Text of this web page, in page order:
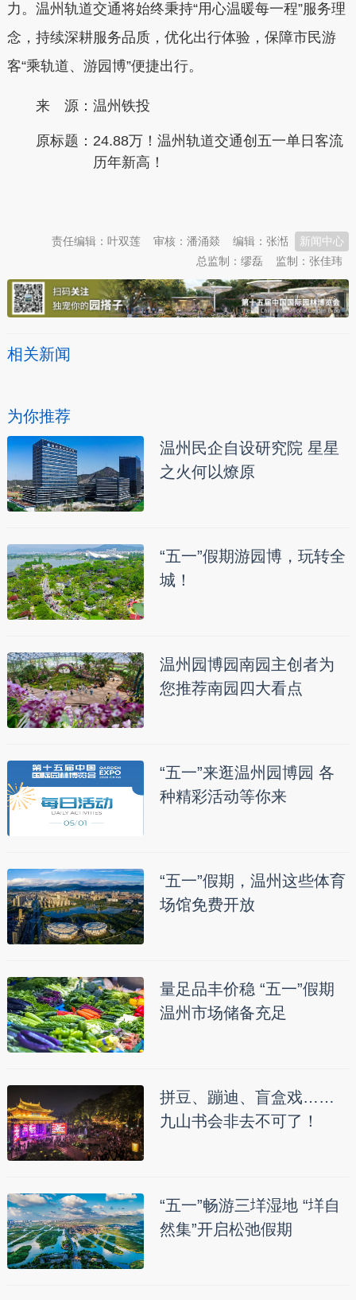
力。温州轨道交通将始终秉持“用心温暖每一程”服务理
念，持续深耕服务品质，优化出行体验，保障市民游
客“乘轨道、游园博”便捷出行。
来 源：温州铁投
原标题： 24.88万！温州轨道交通创五一单日客流
历年新高！
新闻中心
编辑：张湉
审核：潘涌燚
责任编辑：叶双莲
监制：张佳玮
总监制：缪磊
相关新闻
为你推荐
温州民企自设研究院 星星
之火何以燎原
“五一”假期游园博，玩转全
城！
温州园博园南园主创者为
您推荐南园四大看点
“五一”来逛温州园博园 各
种精彩活动等你来
“五一”假期，温州这些体育
场馆免费开放
量足品丰价稳 “五一”假期
温州市场储备充足
拼豆、蹦迪、盲盒戏……
九山书会非去不可了！
“五一”畅游三垟湿地 “垟自
然集”开启松弛假期